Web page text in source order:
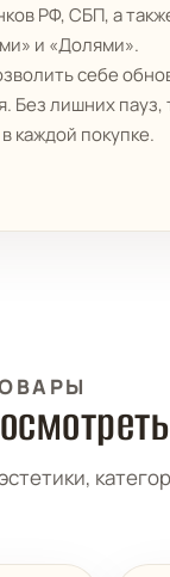
РФ, СБП, а
и «Долями».
себе
Без лишних
каждой покупке.